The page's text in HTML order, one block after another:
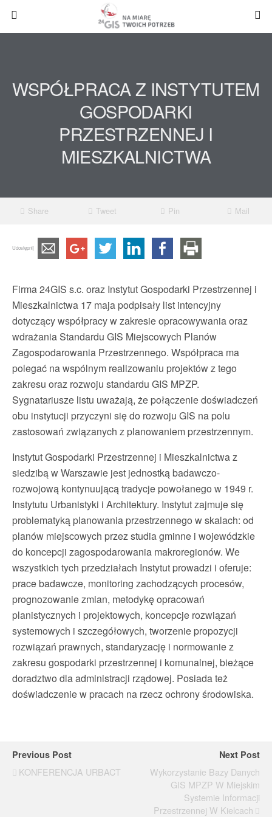
WSPÓŁPRACA Z INSTYTUTEM
GOSPODARKI
PRZESTRZENNEJ I
MIESZKALNICTWA
Share Tweet Pin Mail
Udostępnij
Firma 24GIS s.c. oraz Instytut Gospodarki Przestrzennej i
Mieszkalnictwa 17 maja podpisały list intencyjny
dotyczący współpracy w zakresie opracowywania oraz
wdrażania Standardu GIS Miejscowych Planów
Zagospodarowania Przestrzennego. Współpraca ma
polegać na wspólnym realizowaniu projektów z tego
zakresu oraz rozwoju standardu GIS MPZP.
Sygnatariusze listu uważają, że połączenie doświadczeń
obu instytucji przyczyni się do rozwoju GIS na polu
zastosowań związanych z planowaniem przestrzennym.
Instytut Gospodarki Przestrzennej i Mieszkalnictwa z
siedzibą w Warszawie jest jednostką badawczo-
rozwojową kontynuującą tradycje powołanego w 1949 r.
Instytutu Urbanistyki i Architektury. Instytut zajmuje się
problematyką planowania przestrzennego w skalach: od
planów miejscowych przez studia gminne i wojewódzkie
do koncepcji zagospodarowania makroregionów. We
wszystkich tych przedziałach Instytut prowadzi i oferuje:
prace badawcze, monitoring zachodzących procesów,
prognozowanie zmian, metodykę opracowań
planistycznych i projektowych, koncepcje rozwiązań
systemowych i szczegółowych, tworzenie propozycji
rozwiązań prawnych, standaryzację i normowanie z
zakresu gospodarki przestrzennej i komunalnej, bieżące
doradztwo dla administracji rządowej. Posiada też
doświadczenie w pracach na rzecz ochrony środowiska.
Previous Post
KONFERENCJA URBACT
Next Post
Wykorzystanie Bazy Danych
GIS MPZP W Miejskim
Systemie Informacji
Przestrzennej W Kielcach